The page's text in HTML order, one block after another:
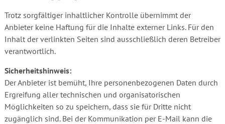
Trotz sorgfältiger inhaltlicher Kontrolle übernimmt der
Anbieter keine Haftung für die Inhalte externer Links. Für den
Inhalt der verlinkten Seiten sind ausschließlich deren Betreiber
verantwortlich.
Sicherheitshinweis:
Der Anbieter ist bemüht, Ihre personenbezogenen Daten durch
Ergreifung aller technischen und organisatorischen
Möglichkeiten so zu speichern, dass sie für Dritte nicht
zugänglich sind. Bei der Kommunikation per E-Mail kann die